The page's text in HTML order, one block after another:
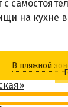
с
на кухне
В пляжной
Общая кухня